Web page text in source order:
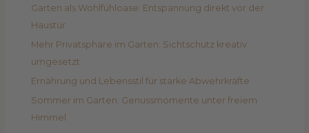
Garten als Wohlfühloase: Entspannung direkt vor der
Haustür
Mehr Privatsphäre im Garten: Sichtschutz kreativ
umgesetzt
Ernährung und Lebensstil für starke Abwehrkräfte
Sommer im Garten: Genussmomente unter freiem
Himmel